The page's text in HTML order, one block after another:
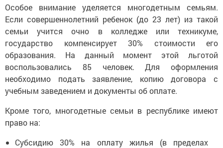
Особое внимание уделяется многодетным семьям.
Если совершеннолетний ребенок (до 23 лет) из такой
семьи учится очно в колледже или техникуме,
государство компенсирует 30% стоимости его
образования. На данный момент этой льготой
воспользовались 85 человек. Для оформления
необходимо подать заявление, копию договора с
учебным заведением и документы об оплате.
Кроме того, многодетные семьи в республике имеют
право на:
Субсидию 30% на оплату жилья (в пределах